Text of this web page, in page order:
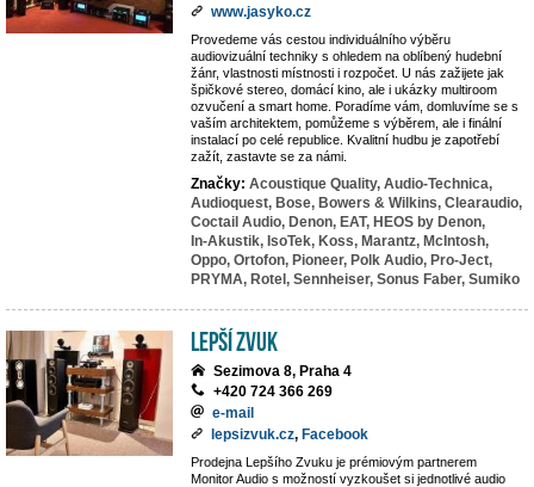
www.jasyko.cz
Provedeme vás cestou individuálního výběru
audiovizuální techniky s ohledem na oblíbený hudební
žánr, vlastnosti místnosti i rozpočet. U nás zažijete jak
špičkové stereo, domácí kino, ale i ukázky multiroom
ozvučení a smart home. Poradíme vám, domluvíme se s
vaším architektem, pomůžeme s výběrem, ale i finální
instalací po celé republice. Kvalitní hudbu je zapotřebí
zažít, zastavte se za námi.
Značky: Acoustique Quality, Audio-Technica,
Audioquest, Bose, Bowers & Wilkins, Clearaudio,
Coctail Audio, Denon, EAT, HEOS by Denon,
In-Akustik, IsoTek, Koss, Marantz, McIntosh,
Oppo, Ortofon, Pioneer, Polk Audio, Pro-Ject,
PRYMA, Rotel, Sennheiser, Sonus Faber, Sumiko
LEPŠÍ ZVUK
Sezimova 8, Praha 4
+420 724 366 269
e-mail
lepsizvuk.cz, Facebook
Prodejna Lepšího Zvuku je prémiovým partnerem
Monitor Audio s možností vyzkoušet si jednotlivé audio